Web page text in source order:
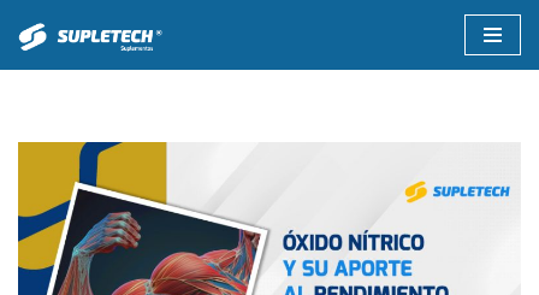
Saltar